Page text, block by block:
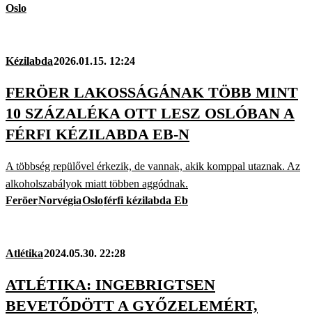
Oslo
Kézilabda2026.01.15. 12:24
FERÖER LAKOSSÁGÁNAK TÖBB MINT
10 SZÁZALÉKA OTT LESZ OSLÓBAN A
FÉRFI KÉZILABDA EB-N
A többség repülővel érkezik, de vannak, akik komppal utaznak. Az
alkoholszabályok miatt többen aggódnak.
FeröerNorvégiaOsloférfi kézilabda Eb
Atlétika2024.05.30. 22:28
ATLÉTIKA: INGEBRIGTSEN
BEVETŐDÖTT A GYŐZELEMÉRT,